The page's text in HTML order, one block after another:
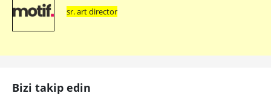
sr. art director
Bizi takip edin